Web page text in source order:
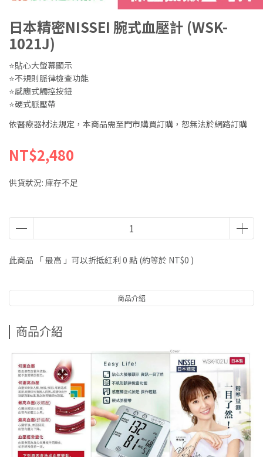
日本精密NISSEI 腕式血壓計 (WSK-
1021J)
⭐貼心大螢幕顯示
⭐不規則脈律檢查功能
⭐感應式觸控按鈕
⭐硬式脈壓帶
依醫療器材法規定，本商品需至門市購買訂購，恕無法於網路訂購
NT$2,480
供貨狀況: 庫存不足
此商品 「 最高 」可以折抵紅利 0 點 (約等於 NT$0 )
商品介紹
商品介紹